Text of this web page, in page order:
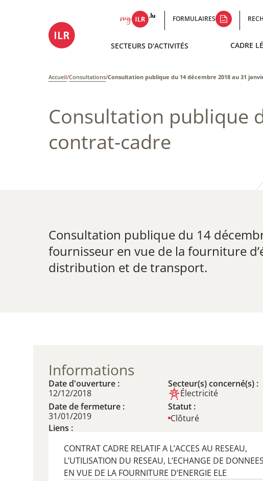
FORMULAIRES
SECTEURS D'ACTIVITÉS CADRE
Accueil/Consultations/Consultation publique du 14 décembre 2018 au 31
Consultation publique
contrat-cadre
Consultation publique du 14
fournisseur en vue de la fourniture
distribution et de transport.
Informations
Date d'ouverture :
12/12/2018
Secteur(s) concerné(s) :
Électricité
Date de fermeture :
31/01/2019
Statut :
Clôturé
Liens :
CONTRAT CADRE RELATIF A L’ACCES AU RESEAU,
L’UTILISATION DU RESEAU, L’ECHANGE DE DONNEES
EN VUE DE LA FOURNITURE D’ENERGIE ELE